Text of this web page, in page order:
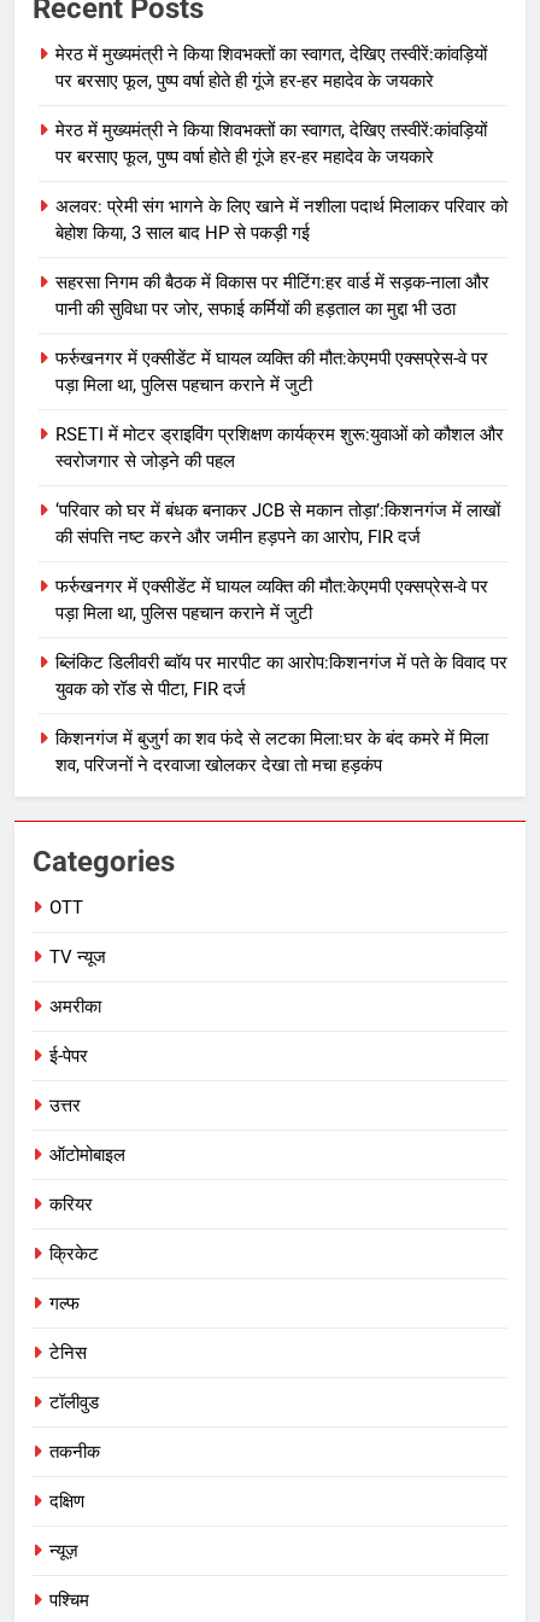
Recent Posts
मेरठ में मुख्यमंत्री ने किया शिवभक्तों का स्वागत, देखिए तस्वीरें:कांवड़ियों
पर बरसाए फूल, पुष्प वर्षा होते ही गूंजे हर-हर महादेव के जयकारे
मेरठ में मुख्यमंत्री ने किया शिवभक्तों का स्वागत, देखिए तस्वीरें:कांवड़ियों
पर बरसाए फूल, पुष्प वर्षा होते ही गूंजे हर-हर महादेव के जयकारे
अलवर: प्रेमी संग भागने के लिए खाने में नशीला पदार्थ मिलाकर परिवार को
बेहोश किया, 3 साल बाद HP से पकड़ी गई
सहरसा निगम की बैठक में विकास पर मीटिंग:हर वार्ड में सड़क-नाला और
पानी की सुविधा पर जोर, सफाई कर्मियों की हड़ताल का मुद्दा भी उठा
फर्रुखनगर में एक्सीडेंट में घायल व्यक्ति की मौत:केएमपी एक्सप्रेस-वे पर
पड़ा मिला था, पुलिस पहचान कराने में जुटी
RSETI में मोटर ड्राइविंग प्रशिक्षण कार्यक्रम शुरू:युवाओं को कौशल और
स्वरोजगार से जोड़ने की पहल
‘परिवार को घर में बंधक बनाकर JCB से मकान तोड़ा’:किशनगंज में लाखों
की संपत्ति नष्ट करने और जमीन हड़पने का आरोप, FIR दर्ज
फर्रुखनगर में एक्सीडेंट में घायल व्यक्ति की मौत:केएमपी एक्सप्रेस-वे पर
पड़ा मिला था, पुलिस पहचान कराने में जुटी
ब्लिंकिट डिलीवरी ब्वॉय पर मारपीट का आरोप:किशनगंज में पते के विवाद पर
युवक को रॉड से पीटा, FIR दर्ज
किशनगंज में बुजुर्ग का शव फंदे से लटका मिला:घर के बंद कमरे में मिला
शव, परिजनों ने दरवाजा खोलकर देखा तो मचा हड़कंप
Categories
OTT
TV न्यूज
अमरीका
ई-पेपर
उत्तर
ऑटोमोबाइल
करियर
क्रिकेट
गल्फ
टेनिस
टॉलीवुड
तकनीक
दक्षिण
न्यूज़
पश्चिम
5